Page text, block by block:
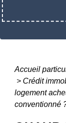
Accueil
> Crédit
logement
conventionné